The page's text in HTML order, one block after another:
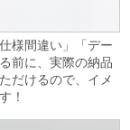
様間違い」「デー
前に、実際の納品
だけるので、イメ
！